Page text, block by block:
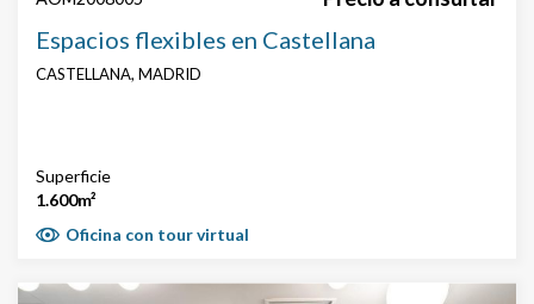
Espacios flexibles en Castellana
CASTELLANA, MADRID
Superficie
1.600m²
Oficina con tour virtual